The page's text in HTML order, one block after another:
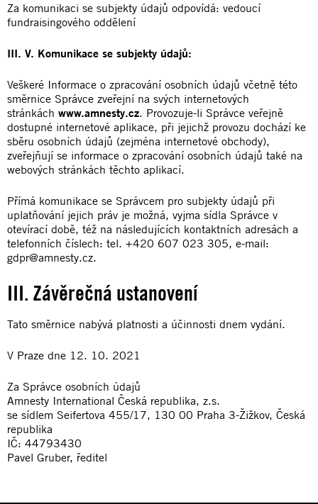
Za komunikaci se subjekty údajů odpovídá: vedoucí
fundraisingového oddělení
III. V. Komunikace se subjekty údajů:
Veškeré Informace o zpracování osobních údajů včetně této
směrnice Správce zveřejní na svých internetových
stránkách www.amnesty.cz. Provozuje-li Správce veřejně
dostupné internetové aplikace, při jejichž provozu dochází ke
sběru osobních údajů (zejména internetové obchody),
zveřejňují se informace o zpracování osobních údajů také na
webových stránkách těchto aplikací.
Přímá komunikace se Správcem pro subjekty údajů při
uplatňování jejich práv je možná, vyjma sídla Správce v
otevírací době, též na následujících kontaktních adresách a
telefonních číslech: tel. +420 607 023 305, e-mail:
gdpr@amnesty.cz.
III. Závěrečná ustanovení
Tato směrnice nabývá platnosti a účinnosti dnem vydání.
V Praze dne 12. 10. 2021
Za Správce osobních údajů
Amnesty International Česká republika, z.s.
se sídlem Seifertova 455/17, 130 00 Praha 3-Žižkov, Česká
republika
IČ: 44793430
Pavel Gruber, ředitel